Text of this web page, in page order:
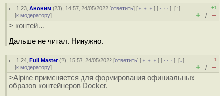
1.23 ,Аноним (23), 14:57, 24/05/2022 [ответить] [ ﹢﹢﹢] [ · · ·][↑]
[к модератору]
+1
+ / –
> контей…
Дальше не читал. Нинyжнo.
1.24 ,Full Master(?), 15:57, 24/05/2022 [ответить] [ ﹢﹢﹢] [ · · ·][↓]
[к модератору]
–1
+ / –
>Alpine применяется для формирования официальных
образов контейнеров Docker.